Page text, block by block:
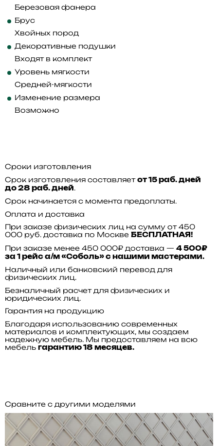
Березовая фанера
Брус
Хвойных пород
Декоративные подушки
Входят в комплект
Уровень мягкости
Средней-мягкости
Изменение размера
Возможно
Сроки изготовления
Срок изготовления составляет от 15 раб. дней
до 28 раб. дней.
Срок начинается с момента предоплаты.
Оплата и доставка
При заказе физических лиц на сумму от 450
000 руб. доставка по Москве БЕСПЛАТНАЯ!
При заказе менее 450 000₽ доставка — 4 500₽
за 1 рейс а/м «Соболь» с нашими мастерами.
Наличный или банковский перевод для
физических лиц.
Безналичный расчет для физических и
юридических лиц.
Гарантия на продукцию
Благодаря использованию современных
материалов и комплектующих, мы создаем
надежную мебель. Мы предоставляем на всю
мебель гарантию 18 месяцев.
Сравните с другими моделями